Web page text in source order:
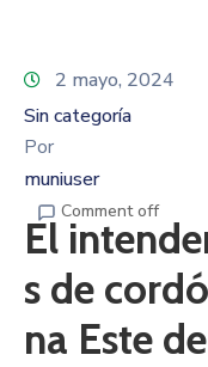
2 mayo, 2024
Sin categoría
Por
muniuser
Comment off
El
s de
na Este